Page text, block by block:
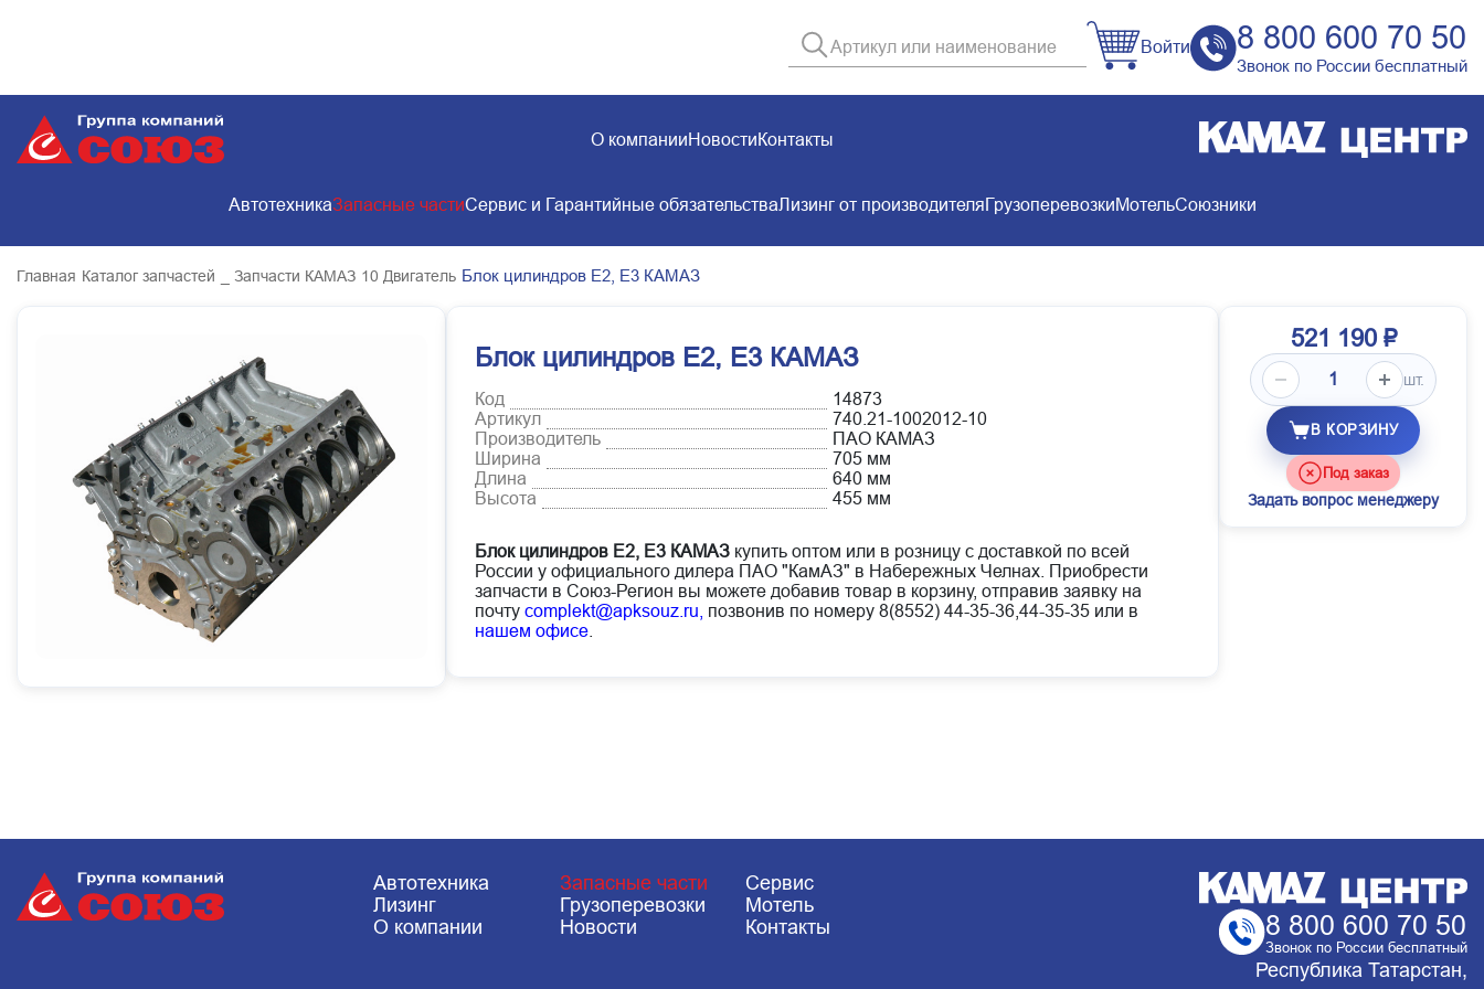
Войти 8 800 600 70 50
Звонок по России бесплатный
О компанииНовостиКонтакты
АвтотехникаЗапасные частиСервис и Гарантийные обязательстваЛизинг от производителяГрузоперевозкиМотельСоюзники
Главная Каталог запчастей _ Запчасти КАМАЗ 10 Двигатель Блок цилиндров Е2, Е3 КАМАЗ
Блок цилиндров Е2, Е3 КАМАЗ
Код
14873
Артикул
740.21-1002012-10
Производитель
ПАО КАМАЗ
Ширина
705 мм
Длина
640 мм
Высота
455 мм
Блок цилиндров Е2, Е3 КАМАЗ купить оптом или в розницу с доставкой по всей
России у официального дилера ПАО "КамАЗ" в Набережных Челнах. Приобрести
запчасти в Союз-Регион вы можете добавив товар в корзину, отправив заявку на
почту complekt@apksouz.ru, позвонив по номеру 8(8552) 44-35-36,44-35-35 или в
нашем офисе
521 190 ₽
шт.
В КОРЗИНУ
Под заказ
Задать вопрос менеджеру
Автотехника Запасные части
Сервис
Лизинг
Грузоперевозки
Мотель
О компании
Новости Контакты 8 800 600 70 50
Звонок по России бесплатный
Республика Татарстан,